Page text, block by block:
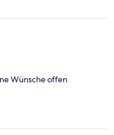
Wünsche offen